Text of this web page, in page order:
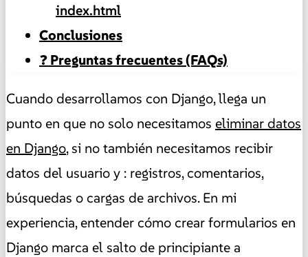
index.html
Conclusiones
❓ Preguntas frecuentes (FAQs)
Cuando desarrollamos con Django, llega un
punto en que no solo necesitamos eliminar datos
en Django, si no también necesitamos recibir
datos del usuario y : registros, comentarios,
búsquedas o cargas de archivos. En mi
experiencia, entender cómo crear formularios en
Django marca el salto de principiante a